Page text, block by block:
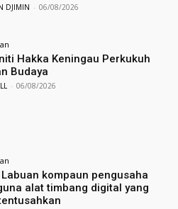
DJIMIN - 06/08/2026
Hakka Keningau Perkukuh
Budaya
- 06/08/2026
Labuan kompaun pengusaha
alat timbang digital yang